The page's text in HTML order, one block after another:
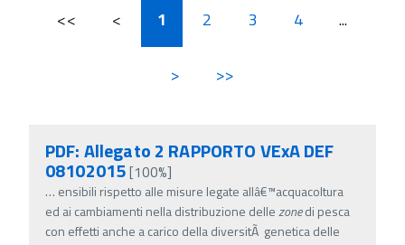
<< < 1 2 3 4 ...
> >>
PDF: Allegato 2 RAPPORTO VExA DEF
08102015[100%]
… ensibili rispetto alle misure legate allâ€™acquacoltura
ed ai cambiamenti nella distribuzione dellezonedi pesca
con effetti anche a carico della diversitÃ genetica delle